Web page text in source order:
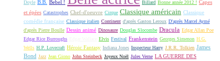
Doyle B.B. Bebel ! Billard Bonne année 2012 ! Capes
et épées Catastrophes Chef-d'oeuvre Cirque Classique américain Classique
comédie française Classique italien Continent d'après Gaston Leroux D'après Marcel Aymé
d'après Pierre Boulle Dessin animé Dinosaure Douglas Slocombe Dracula Edgar Allan Poe
Edgar Rice Burroughs
Elvis Festival Frankenstein Georges Simenon H.G.
Wells H.P. Lovecraft Héroic Fantasy Indiana Jones Inspecteur Harry J.R.R. Tolkien James
Bond Jazz Jean Giono John Steinbeck Joyeux Noël Jules Verne LA GUERRE DES